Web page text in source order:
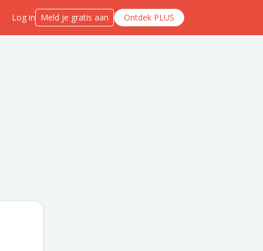
Log in Meld je gratis aan Ontdek PLUS